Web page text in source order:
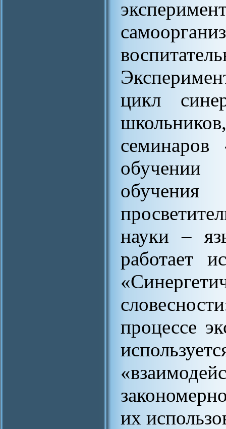
цикл
семинаров
науки –
работает
процессе
их